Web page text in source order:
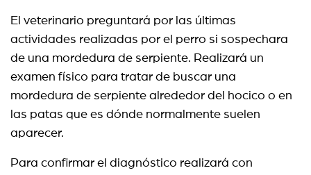
El veterinario preguntará por las últimas
actividades realizadas por el perro si sospechara
de una mordedura de serpiente. Realizará un
examen físico para tratar de buscar una
mordedura de serpiente alrededor del hocico o en
las patas que es dónde normalmente suelen
aparecer.
Para confirmar el diagnóstico realizará con